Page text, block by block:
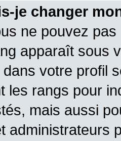
je changer
ne pouvez
apparaît sous
votre profil
les rangs pour
mais aussi
administrateurs